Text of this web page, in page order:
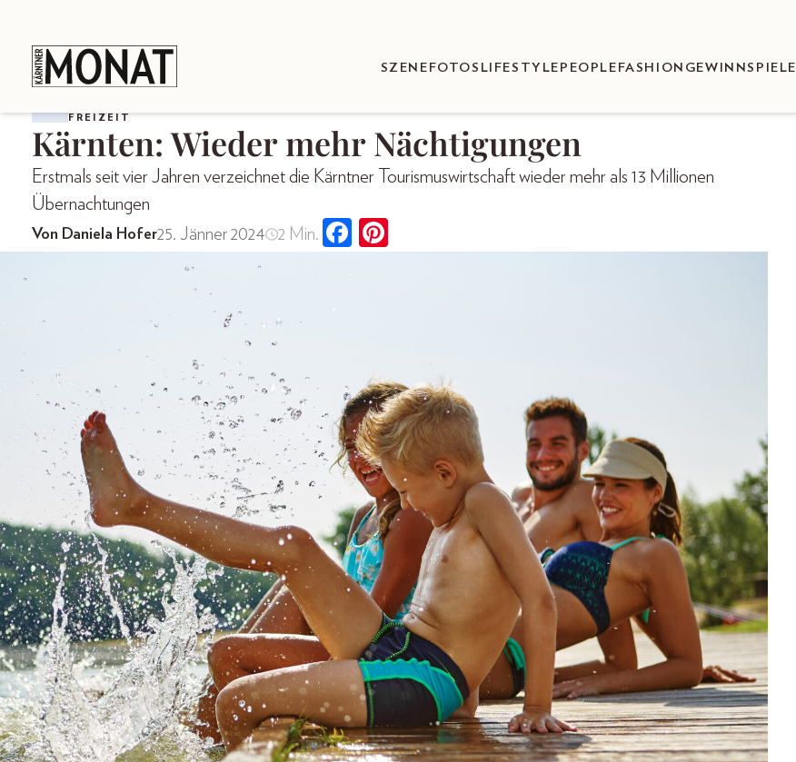
SZENEFOTOS LIFESTYLE PEOPLE FASHION GEWINNSPIELE
FREIZEIT
Kärnten: Wieder mehr Nächtigungen
Erstmals seit vier Jahren verzeichnet die Kärntner Tourismuswirtschaft wieder mehr als 13 Millionen
Übernachtungen
Von Daniela Hofer25. Jänner 2024 2 Min.